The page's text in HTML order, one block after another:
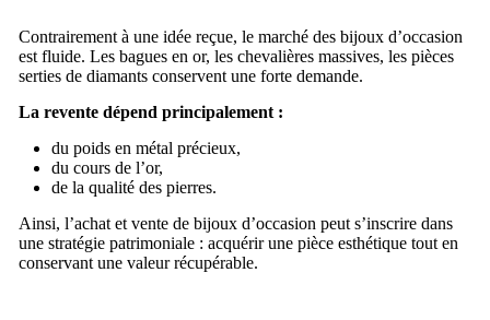
Contrairement à une idée reçue, le marché des bijoux d’occasion
est fluide. Les bagues en or, les chevalières massives, les pièces
serties de diamants conservent une forte demande.
La revente dépend principalement :
du poids en métal précieux,
du cours de l’or,
de la qualité des pierres.
Ainsi, l’achat et vente de bijoux d’occasion peut s’inscrire dans
une stratégie patrimoniale : acquérir une pièce esthétique tout en
conservant une valeur récupérable.